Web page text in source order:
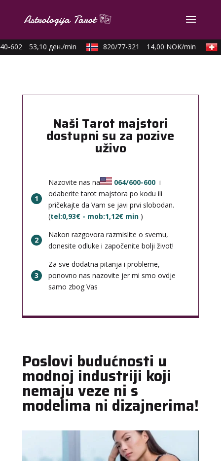
602 53,10 ден./min 820/77-321 14,00 NOK/min
Naši Tarot majstori
dostupni su za pozive
uživo
1
Nazovite nas na 064/600-600 i
odaberite tarot majstora po kodu ili
pričekajte da Vam se javi prvi slobodan.
(tel:0,93€ - mob:1,12€ min )
2
Nakon razgovora razmislite o svemu,
donesite odluke i započenite bolji život!
3
Za sve dodatna pitanja i probleme,
ponovno nas nazovite jer mi smo ovdje
samo zbog Vas
Poslovi budućnosti u
modnoj industriji koji
nemaju veze ni s
modelima ni dizajnerima!